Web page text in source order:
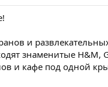
и
знаменитые H&M,
и кафе под одной